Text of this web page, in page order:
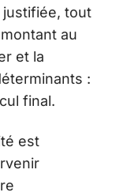
tout
au
et la
:
final.
est